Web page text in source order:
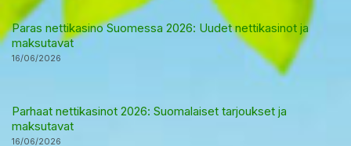
Paras nettikasino Suomessa 2026: Uudet nettikasinot ja
maksutavat
16/06/2026
Parhaat nettikasinot 2026: Suomalaiset tarjoukset ja
maksutavat
16/06/2026